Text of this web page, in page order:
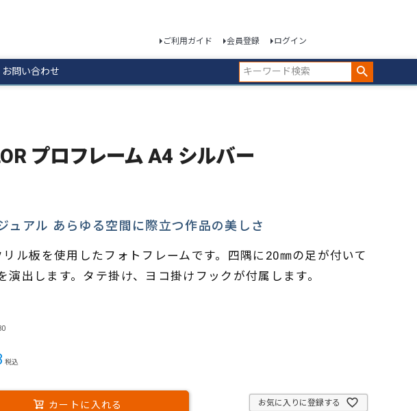
ご利用ガイド 会員登録 ログイン
お問い合わせ
検索
プロフレーム A4 シルバー
ュアル あらゆる空間に際立つ作品の美しさ
ル板を使用したフォトフレームです。四隅に20㎜の足が付いて
演出します。タテ掛け、ヨコ掛けフックが付属します。
税込
お気に入りに登録する
カートに入れる